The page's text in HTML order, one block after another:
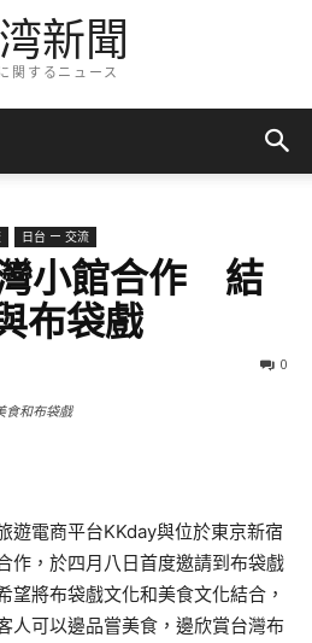
新聞
関するニュース
日台 ー 交流
小館合作 結
布袋戲
0
食和布袋戲
遊電商平台KKday與位於東京新宿
作，於四月八日首度邀請到布袋戲
望將布袋戲文化和美食文化結合，
人可以邊品嘗美食，邊欣賞台灣布